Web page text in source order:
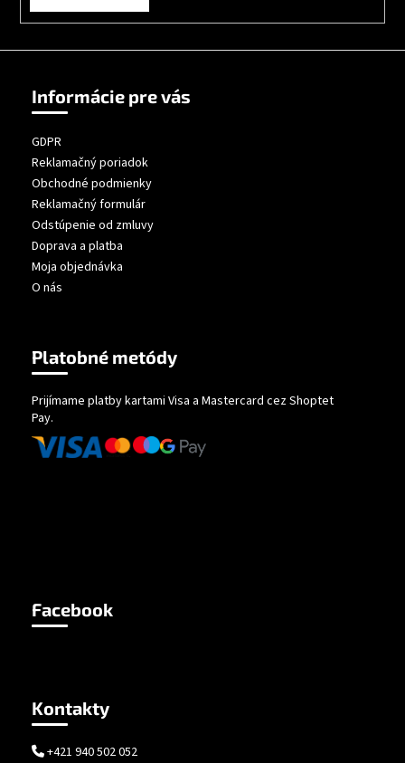
Informácie pre vás
GDPR
Reklamačný poriadok
Obchodné podmienky
Reklamačný formulár
Odstúpenie od zmluvy
Doprava a platba
Moja objednávka
O nás
Platobné metódy
Prijímame platby kartami Visa a Mastercard cez Shoptet
Pay.
Facebook
Kontakty
+421 940 502 052